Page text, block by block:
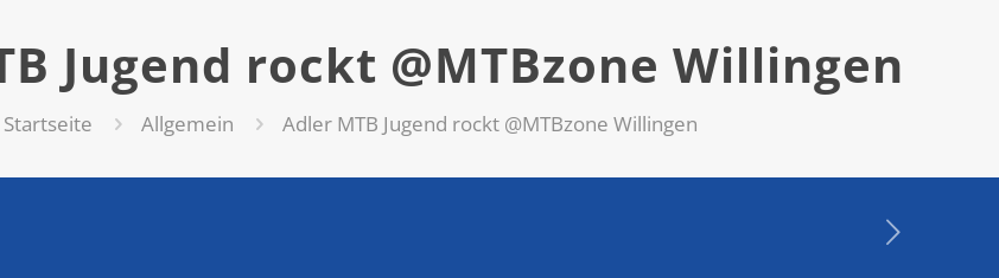
Jugend rockt @MTBzone Willingen
Startseite Allgemein Adler MTB Jugend rockt @MTBzone Willingen